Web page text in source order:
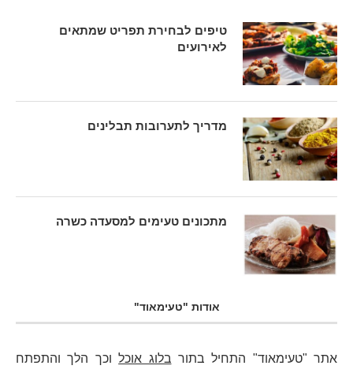
טיפים לבחירת תפריט שמתאים
לאירועים
מדריך לתערובות תבלינים
מתכונים טעימים למסעדה כשרה
אודות "טעימאוד"
אתר "טעימאוד" התחיל בתור בלוג אוכלוכך הלך והתפתח